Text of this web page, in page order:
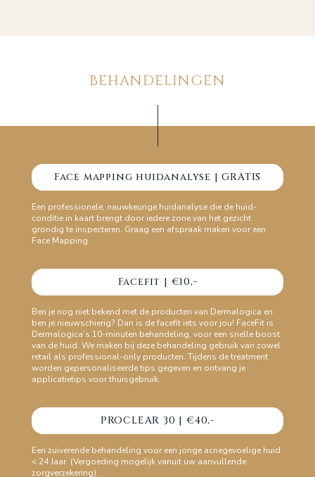
BEHANDELINGEN
Face mapping huidanalyse | GRATIS
Een professionele, nauwkeurige huidanalyse die de huid-
conditie in kaart brengt door iedere zone van het gezicht
grondig te inspecteren. Graag een afspraak maken voor een
Face Mapping.
Facefit | €10,-
Ben je nog niet bekend met de producten van Dermalogica en
ben je nieuwschierig? Dan is de facefit iets voor jou! FaceFit is
Dermalogica’s 10-minuten behandeling, voor een snelle boost
van de huid. We maken bij deze behandeling gebruik van zowel
retail als professional-only producten. Tijdens de treatment
worden gepersonaliseerde tips gegeven en ontvang je
applicatietips voor thuisgebruik.
PROCLEAR 30 | €40,-
Een zuiverende behandeling voor een jonge acnegevoelige huid
< 24 Jaar. (Vergoeding mogelijk vanuit uw aanvullende
zorgverzekering).